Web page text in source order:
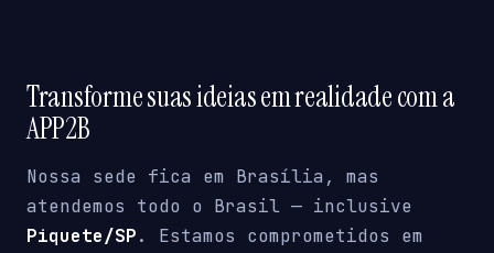
Transforme suas ideias em realidade com a
APP2B
Nossa sede fica em Brasília, mas
atendemos todo o Brasil — inclusive
Piquete/SP. Estamos comprometidos em